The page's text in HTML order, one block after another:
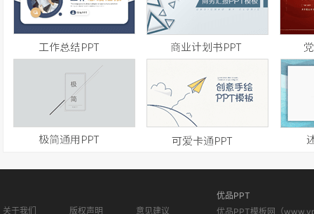
关于我们 版权声明 意见建议
优品PPT
优品PPT模板网（